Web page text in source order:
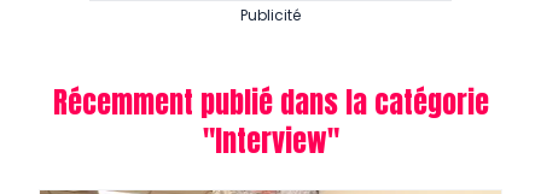
Publicité
Récemment publié dans la catégorie
"Interview"